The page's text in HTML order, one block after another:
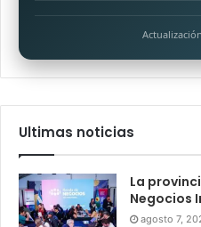
Ultimas noticias
La
Negocios
agosto 7,